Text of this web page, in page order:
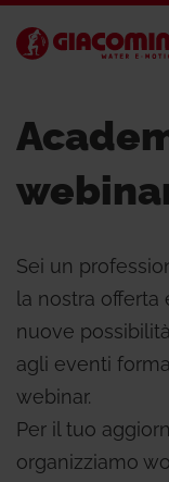
Sei un
la nostra
nuove
agli eventi
webinar.
Per il tuo
organizziamo